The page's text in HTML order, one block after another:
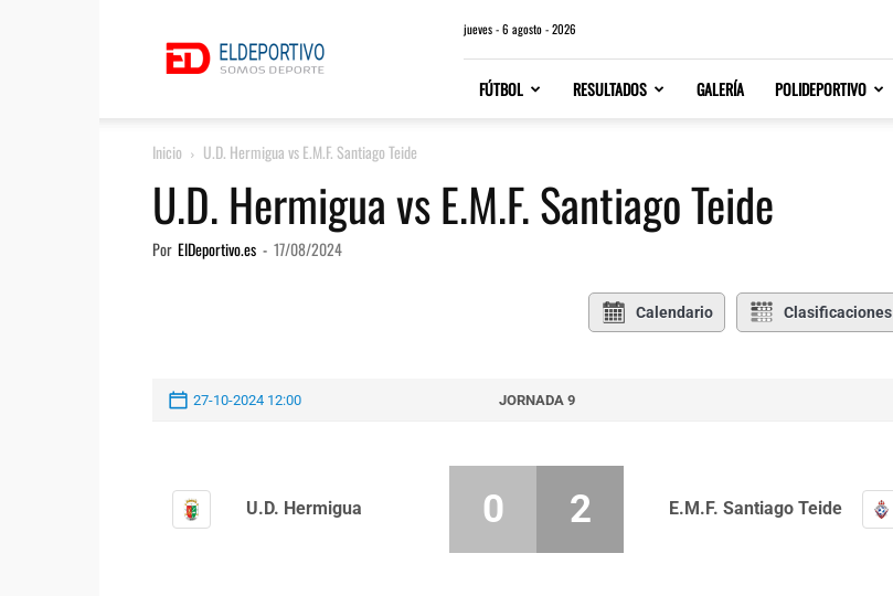
jueves - 6 agosto - 2026
FÚTBOL RESULTADOS GALERÍA POLIDEPORTIVO
Inicio U.D. Hermigua vs E.M.F. Santiago Teide
U.D. Hermigua vs E.M.F. Santiago Teide
Por ElDeportivo.es - 17/08/2024
Calendario Clasificaciones
27-10-2024 12:00 JORNADA 9
U.D. Hermigua E.M.F. Santiago Teide
0 2